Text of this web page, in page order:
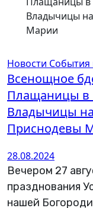
Владычицы
Марии
Новости События
Всенощное
Плащаницы в
Владычицы
Приснодевы
28.08.2024
Вечером 27 августа 2024 года, в канун
празднования
нашей